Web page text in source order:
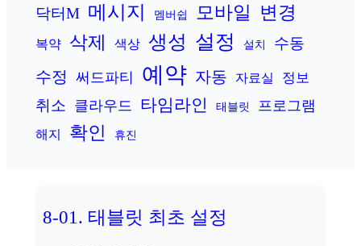
닥터M 메시지 멤버쉽 모바일 변경
복약 삭제 색상 생성 설정 설치 수동
수정 써드파티 예약 자동 자료실 정보
취소 클라우드 타임라인 태블릿 프로그램
해지 확인 휴진
8-01. 태블릿 최초 설정